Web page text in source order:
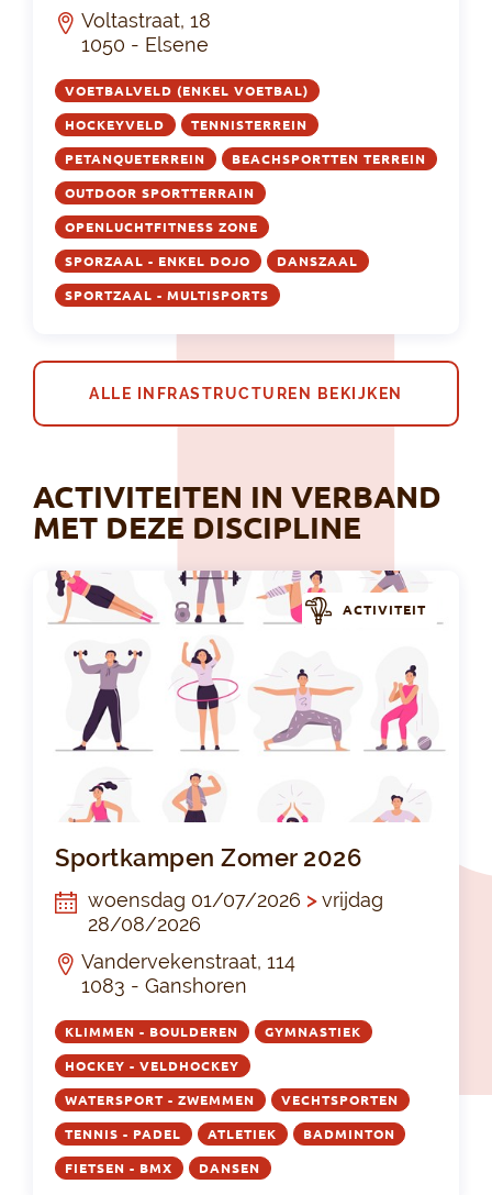
Voltastraat, 18
1050 - Elsene
VOETBALVELD (ENKEL VOETBAL)
HOCKEYVELD TENNISTERREIN
PETANQUETERREIN BEACHSPORTTEN TERREIN
OUTDOOR SPORTTERRAIN
OPENLUCHTFITNESS ZONE
SPORZAAL - ENKEL DOJO DANSZAAL
SPORTZAAL - MULTISPORTS
ALLE INFRASTRUCTUREN BEKIJKEN
ACTIVITEITEN IN VERBAND
MET DEZE DISCIPLINE
ACTIVITEIT
Sportkampen Zomer 2026
woensdag 01/07/2026 >vrijdag
28/08/2026
Vandervekenstraat, 114
1083 - Ganshoren
KLIMMEN - BOULDEREN GYMNASTIEK
HOCKEY - VELDHOCKEY
WATERSPORT - ZWEMMEN VECHTSPORTEN
TENNIS - PADEL ATLETIEK BADMINTON
FIETSEN - BMX DANSEN